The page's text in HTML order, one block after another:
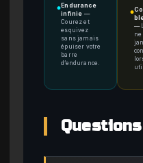
● Endurance
infinie —
Courez et
esquivez
sans jamais
épuiser votre
barre
d’endurance.
●
—
ne